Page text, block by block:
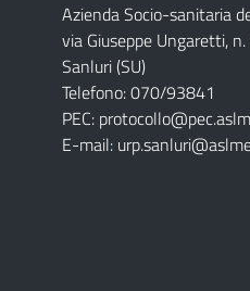
Azienda Socio-sanitaria
via Giuseppe Ungaretti,
Sanluri (SU)
Telefono: 070/93841
PEC:
E-mail: